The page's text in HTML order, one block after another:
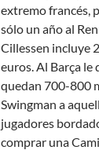
extremo francés,
sólo un año al
Cillessen incluye
euros. Al Barça le
quedan 700-800
Swingman a
jugadores
comprar una